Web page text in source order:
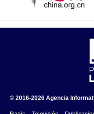
© 2016-2026 Agencia